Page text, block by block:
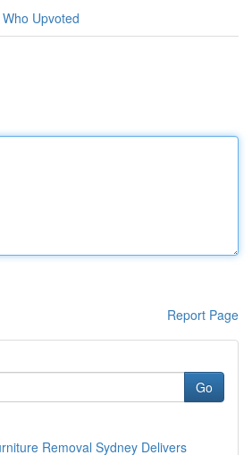
Who Upvoted
Report Page
Go
Removal Sydney Delivers